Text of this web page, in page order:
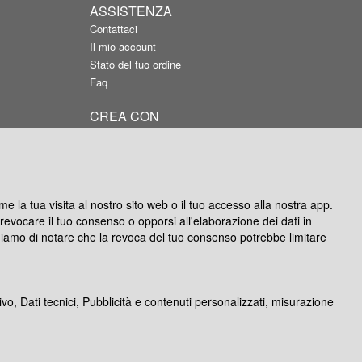
ASSISTENZA
Contattaci
Il mio account
Stato del tuo ordine
Faq
CREA CON
APP Android
la tua visita al nostro sito web o il tuo accesso alla nostra app.
il tuo consenso o opporsi all'elaborazione dei dati in
di notare che la revoca del tuo consenso potrebbe limitare
Dati tecnici, Pubblicità e contenuti personalizzati, misurazione